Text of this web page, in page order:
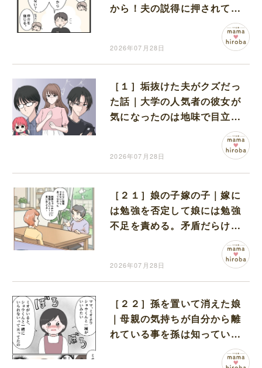
から！夫の説得に押されて義
2026年07月28日
［１］垢抜けた夫がクズだっ
た話｜大学の人気者の彼女が
気になったのは地味で目立た
2026年07月28日
［２１］娘の子嫁の子｜嫁に
は勉強を否定して娘には勉強
不足を責める。矛盾だらけの
義母に開いた口が塞がらない
2026年07月28日
［２２］孫を置いて消えた娘
｜母親の気持ちが自分から離
れている事を孫は知ってい
た。孫を想いありのままの事